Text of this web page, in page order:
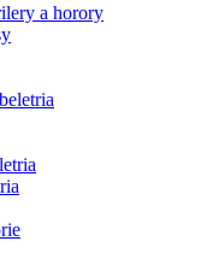
a horory